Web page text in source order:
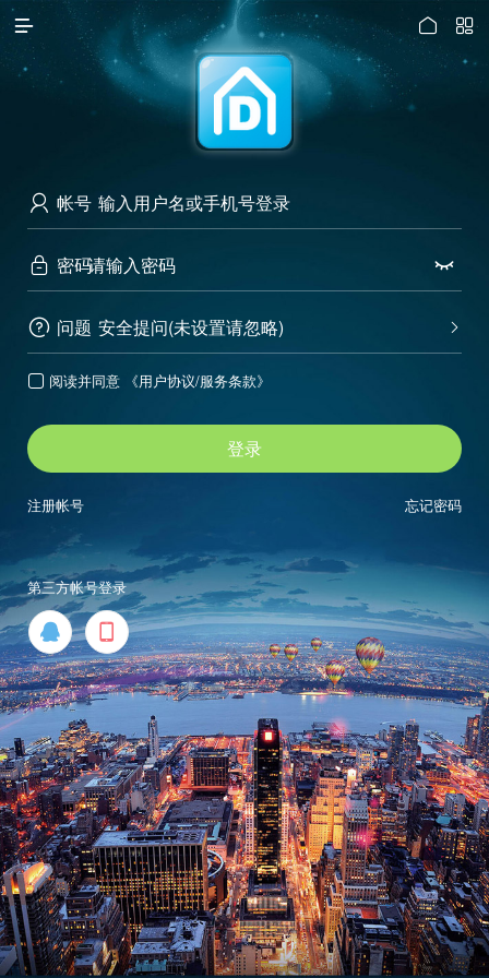
访问电脑版
 

 帐号
 密码 
 问题 
安全提问(未设置请忽略)
 阅读并同意 《用户协议/服务条款》
登录
忘记密码
注册帐号
第三方帐号登录
 